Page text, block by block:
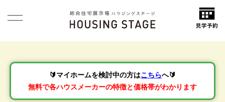
🔰マイホームを検討中の方はこちらへ🔰
無料で各ハウスメーカーの特徴と価格帯がわかります